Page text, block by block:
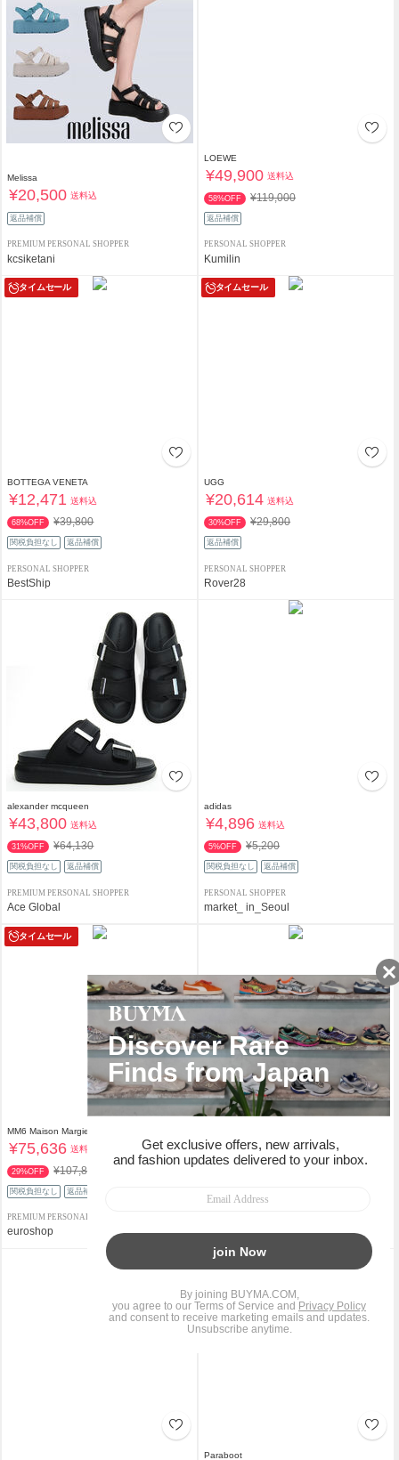
Melissa
¥20,500 送料込
返品補償
PREMIUM PERSONAL SHOPPER
kcsiketani
LOEWE
¥49,900 送料込
58%OFF ¥119,000
返品補償
PERSONAL SHOPPER
Kumilin
タイムセール
BOTTEGA VENETA
¥12,471 送料込
68%OFF ¥39,800
関税負担なし 返品補償
PERSONAL SHOPPER
BestShip
タイムセール
UGG
¥20,614 送料込
30%OFF ¥29,800
返品補償
PERSONAL SHOPPER
Rover28
alexander mcqueen
¥43,800 送料込
31%OFF ¥64,130
関税負担なし 返品補償
PREMIUM PERSONAL SHOPPER
Ace Global
adidas
¥4,896 送料込
5%OFF ¥5,200
関税負担なし 返品補償
PERSONAL SHOPPER
market_ in_Seoul
タイムセール
MM6 Maison Margiela
¥75,636 送料込
29%OFF ¥107,800
関税負担なし 返品補償
PREMIUM PERSONAL SHOPPER
euroshop
¥12,354 送料込
La Risata
Paraboot